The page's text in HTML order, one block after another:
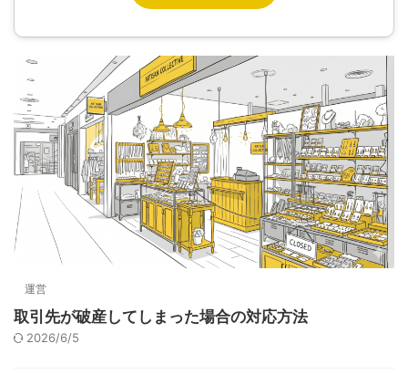
運営
取引先が破産してしまった場合の対応方法
2026/6/5